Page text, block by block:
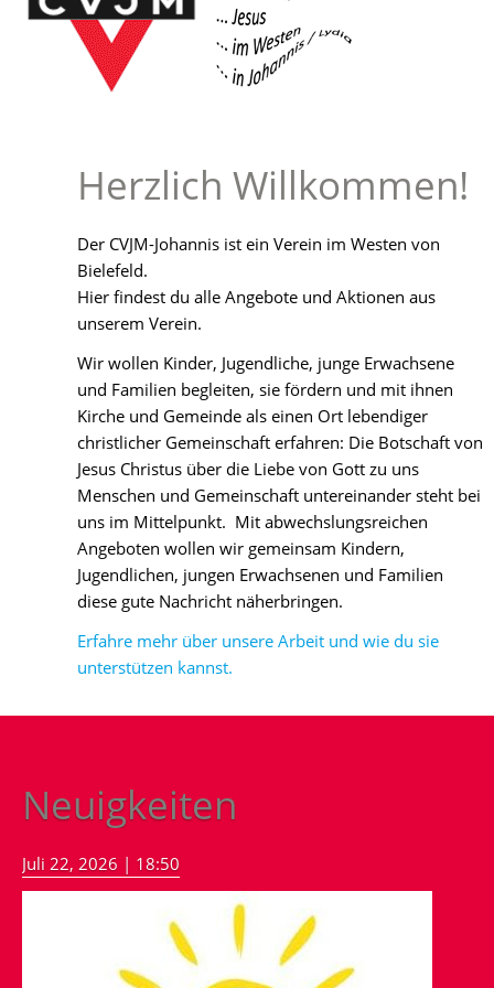
125
Jahre
Jungscharfreizeit
ChurchNight
2025
Jungscharfreizeit
2025
ChurchNight
2024
Jungscharfreizeit
2024
ChurchNight
2023
Lydia
Gemeindefest
27.08.2023
Jungscharfreizeit
ChurchNight
2022
Jungscharfreizeit
2022
Herzlich Willkommen!
Der CVJM-Johannis ist ein Verein im Westen von
Bielefeld.
Hier findest du alle Angebote und Aktionen aus
unserem Verein.
Wir wollen Kinder, Jugendliche, junge Erwachsene
und Familien begleiten, sie fördern und mit ihnen
Kirche und Gemeinde als einen Ort lebendiger
christlicher Gemeinschaft erfahren: Die Botschaft von
Jesus Christus über die Liebe von Gott zu uns
Menschen und Gemeinschaft untereinander steht bei
uns im Mittelpunkt. Mit abwechslungsreichen
Angeboten wollen wir gemeinsam Kindern,
Jugendlichen, jungen Erwachsenen und Familien
diese gute Nachricht näherbringen.
Erfahre mehr über unsere Arbeit und wie du sie
unterstützen kannst.
Neuigkeiten
Juli 22, 2026 | 18:50